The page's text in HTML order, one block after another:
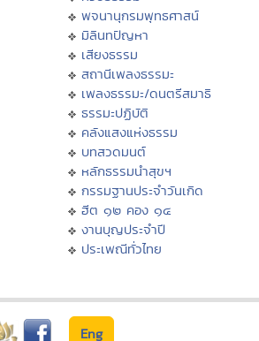
พจนานุกรมพุทธศาสน์
มิลินทปัญหา
เสียงธรรม
สถานีเพลงธรรมะ
เพลงธรรมะ/ดนตรีสมาธิ
ธรรมะปฏิบัติ
คลังแสงแห่งธรรม
บทสวดมนต์
หลักธรรมนำสุขฯ
กรรมฐานประจำวันเกิด
ฮีต ๑๒ คอง ๑๔
งานบุญประจำปี
ประเพณีทั่วไทย
Eng